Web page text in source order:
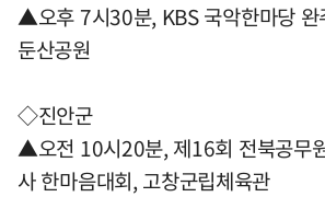
▲오후 7시30분, KBS 국악한마당 완
둔산공원
◇진안군
▲오전 10시20분, 제16회 전북공무
사 한마음대회, 고창군립체육관